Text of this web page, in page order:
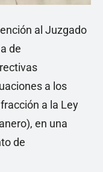
al Juzgado
de
a los
a la Ley
en una
de